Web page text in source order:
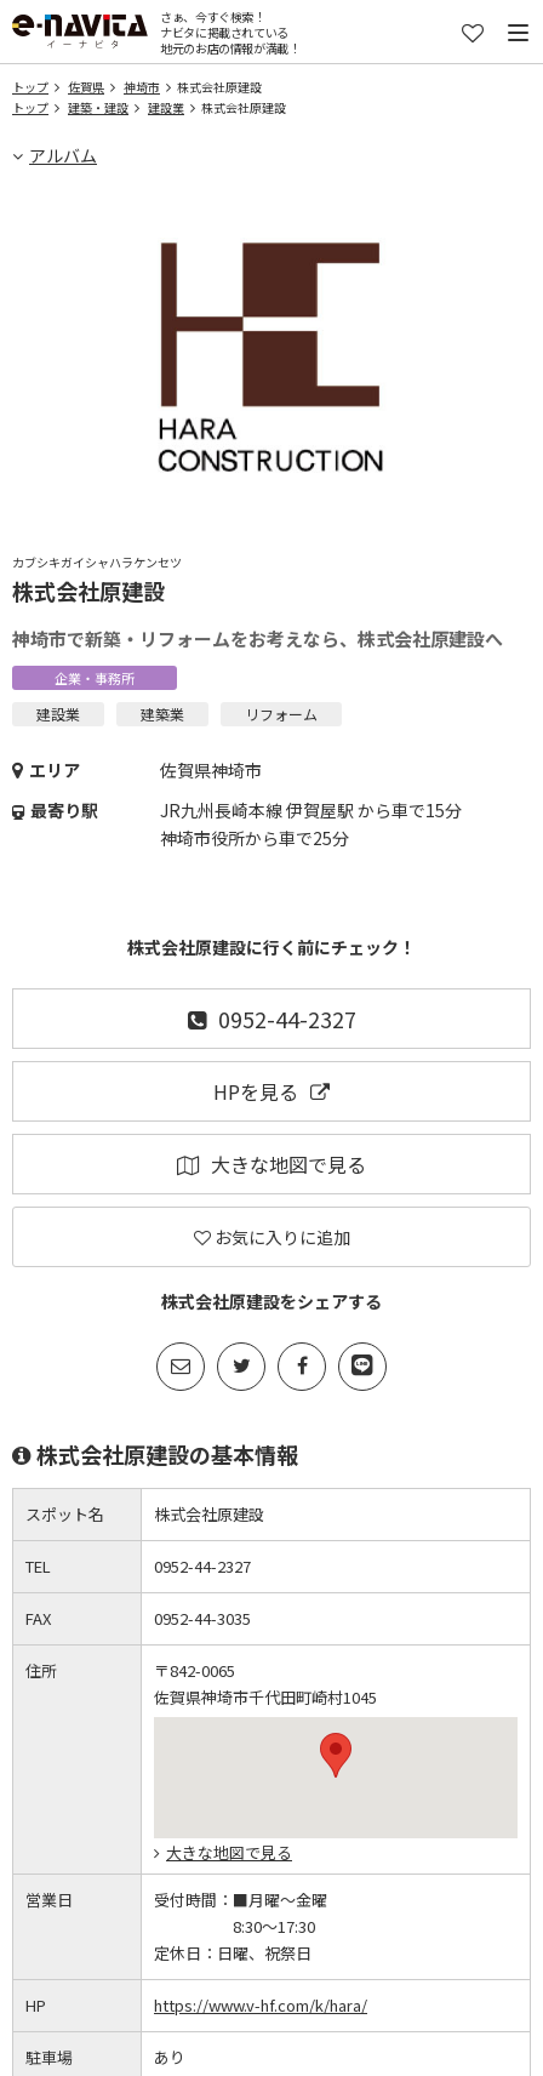
さぁ、今すぐ検索！
ナビタに掲載されている
地元のお店の情報が満載！
トップ 佐賀県 神埼市
株式会社原建設
トップ
建築・建設 建設業 株式会社原建設
アルバム
カブシキガイシャハラケンセツ
株式会社原建設
神埼市で新築・リフォームをお考えなら、株式会社原建設へ
企業・事務所
建設業 建築業 リフォーム
エリア
佐賀県神埼市
最寄り駅
JR九州長崎本線 伊賀屋駅 から車で15分
神埼市役所から車で25分
株式会社原建設に行く前にチェック！
0952-44-2327
HPを見る
大きな地図で見る
お気に入りに追加
株式会社原建設をシェアする
株式会社原建設の基本情報
スポット名 株式会社原建設
TEL 0952-44-2327
FAX 0952-44-3035
住所
〒842-0065
佐賀県神埼市千代田町崎村1045
大きな地図で見る
営業日 受付時間： ■月曜～金曜
8:30～17:30
定休日： 日曜、祝祭日
HP https://www.v-hf.com/k/hara/
駐車場 あり